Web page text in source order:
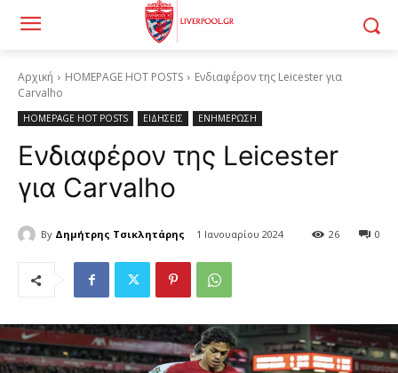
Αρχική HOMEPAGE HOT POSTS
Ενδιαφέρον της Leicester για
Carvalho
HOMEPAGE HOT POSTS ΕΙΔΗΣΕΙΣ ΕΝΗΜΕΡΩΣΗ
Ενδιαφέρον της Leicester
για Carvalho
By Δημήτρης Τσικλητάρης 1 Ιανουαρίου 2024 0
26